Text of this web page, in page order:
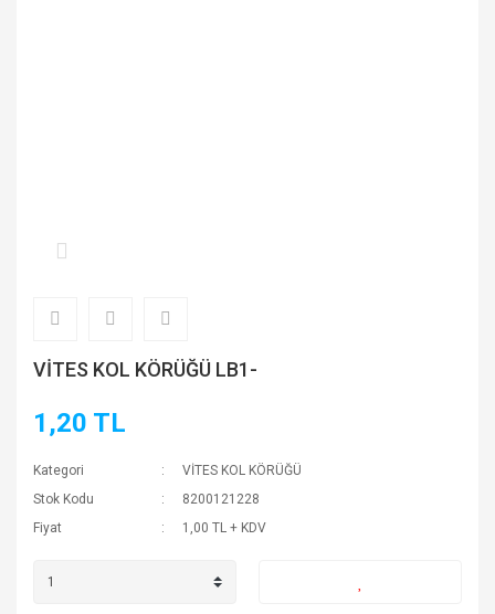
VİTES KOL KÖRÜĞÜ LB1-
1,20 TL
Kategori
VİTES KOL KÖRÜĞÜ
Stok Kodu
8200121228
Fiyat
1,00 TL + KDV